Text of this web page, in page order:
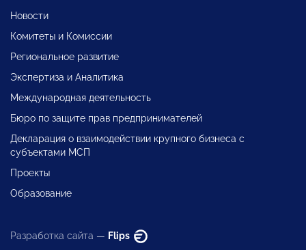
Новости
Комитеты и Комиссии
Региональное развитие
Экспертиза и Аналитика
Международная деятельность
Бюро по защите прав предпринимателей
Декларация о взаимодействии крупного бизнеса с
субъектами МСП
Проекты
Образование
Разработка сайта — Flips